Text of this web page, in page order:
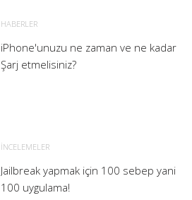
HABERLER
iPhone'unuzu ne zaman ve ne kadar
Şarj etmelisiniz?
İNCELEMELER
Jailbreak yapmak için 100 sebep yani
100 uygulama!